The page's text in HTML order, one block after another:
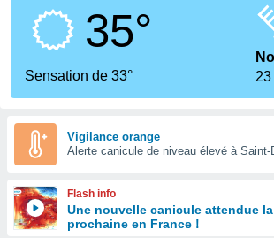
35°
Sensation de 33°
23
Vigilance orange
Alerte canicule de niveau élevé à Saint-
Flash info
Une nouvelle canicule attendue
prochaine en France !